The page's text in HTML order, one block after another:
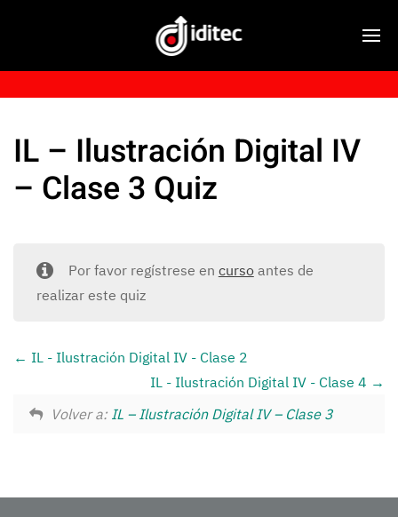
IL – Ilustración Digital IV
– Clase 3 Quiz
Por favor regístrese en cursoantes de
realizar este quiz
IL - Ilustración Digital IV - Clase 2
IL - Ilustración Digital IV - Clase 4
Volver a: IL – Ilustración Digital IV – Clase 3